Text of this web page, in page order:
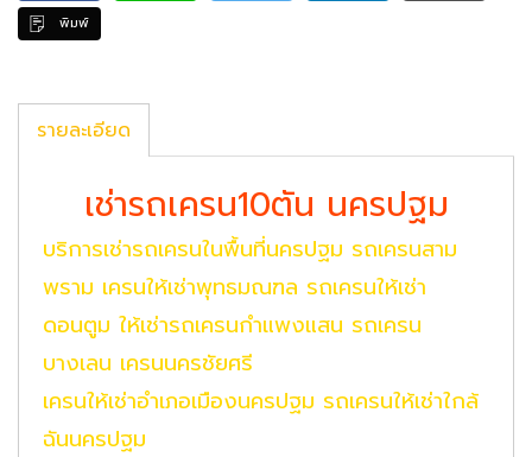
พิมพ์
รายละเอียด
เช่ารถเครน10ตัน นครปฐม
บริการเช่ารถเครนในพื้นที่นครปฐม รถเครนสาม
พราม เครนให้เช่าพุทธมณฑล รถเครนให้เช่า
ดอนตูม ให้เช่ารถเครนกำแพงแสน รถเครน
บางเลน เครนนครชัยศรี
เครนให้เช่าอำเภอเมืองนครปฐม รถเครนให้เช่าใกล้
ฉันนครปฐม